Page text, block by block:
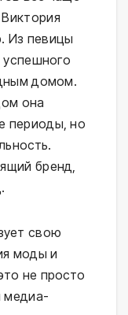
Из певицы
успешного
домом.
она
периоды, но
бренд,
свою
моды и
не просто
медиа-